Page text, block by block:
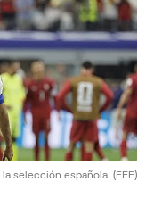
selección española. (EFE)